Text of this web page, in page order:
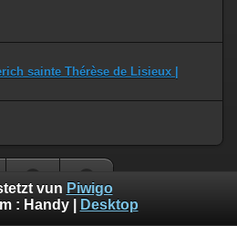
sainte Thérèse de Lisieux |
vun Piwigo
: Handy| Desktop